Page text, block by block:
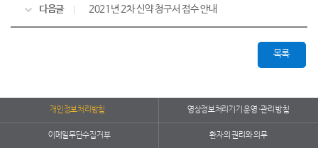
다음글 2021년 2차 신약 청구서 접수 안내
목록
개인정보처리방침 영상정보처리기기 운영·관리 방침
이메일무단수집거부 환자의 권리와 의무